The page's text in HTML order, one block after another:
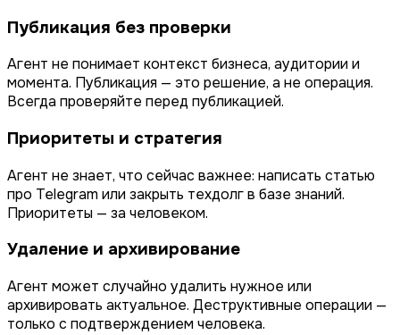
Публикация без проверки
Агент не понимает контекст бизнеса, аудитории и
момента. Публикация — это решение, а не операция.
Всегда проверяйте перед публикацией.
Приоритеты и стратегия
Агент не знает, что сейчас важнее: написать статью
про Telegram или закрыть техдолг в базе знаний.
Приоритеты — за человеком.
Удаление и архивирование
Агент может случайно удалить нужное или
архивировать актуальное. Деструктивные операции —
только с подтверждением человека.